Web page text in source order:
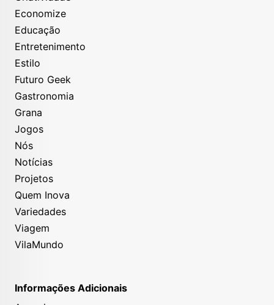
Economize
Educação
Entretenimento
Estilo
Futuro Geek
Gastronomia
Grana
Jogos
Nós
Notícias
Projetos
Quem Inova
Variedades
Viagem
VilaMundo
Informações Adicionais